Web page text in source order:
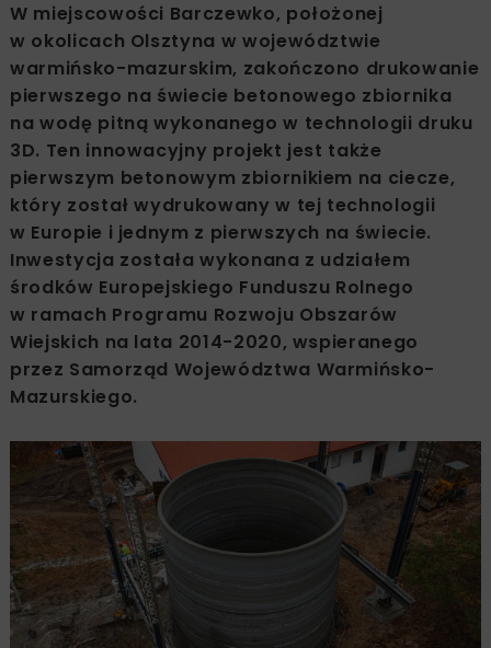
W miejscowości Barczewko, położonej
w okolicach Olsztyna w województwie
warmińsko-mazurskim, zakończono drukowanie
pierwszego na świecie betonowego zbiornika
na wodę pitną wykonanego w technologii druku
3D. Ten innowacyjny projekt jest także
pierwszym betonowym zbiornikiem na ciecze,
który został wydrukowany w tej technologii
w Europie i jednym z pierwszych na świecie.
Inwestycja została wykonana z udziałem
środków Europejskiego Funduszu Rolnego
w ramach Programu Rozwoju Obszarów
Wiejskich na lata 2014-2020, wspieranego
przez Samorząd Województwa Warmińsko-
Mazurskiego.